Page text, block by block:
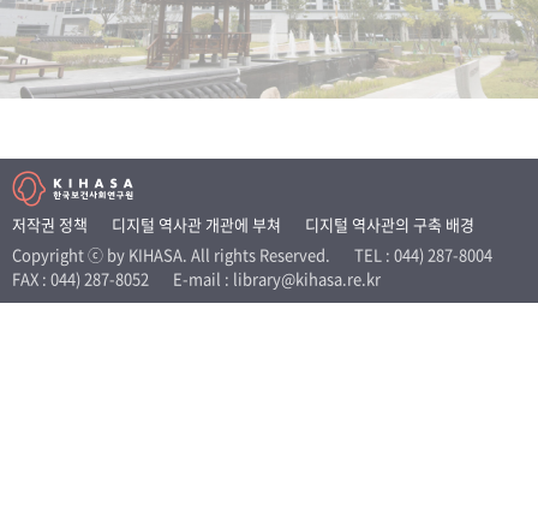
세계와 함께 한 KIHASA
VR 역사관
저작권 정책 디지털 역사관 개관에 부쳐
디지털 역사관의 구축 배경
Copyright ⓒ by KIHASA. All rights Reserved.
TEL : 044) 287-8004
FAX : 044) 287-8052
E-mail : library@kihasa.re.kr